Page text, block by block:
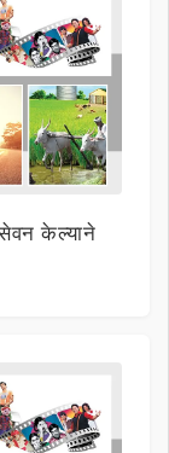
केल्याने